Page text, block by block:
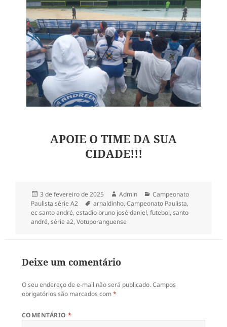
APOIE O TIME DA SUA
CIDADE!!!
Publicado
em
3 de fevereiro de 2025 Autor
Admin Categorias
Campeonato
Paulista série A2
Tags
arnaldinho,Campeonato Paulista,
ec santo andré,estadio bruno josé daniel,futebol,santo
andré,série a2,Votuporanguense
Deixe um comentário
O seu endereço de e-mail não será publicado.Campos
obrigatórios são marcados com*
COMENTÁRIO*